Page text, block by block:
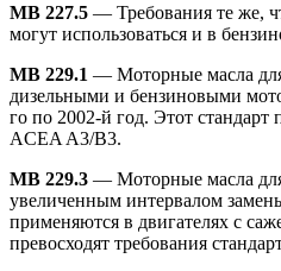
МВ 227.5 — Требования те же,
могут использоваться и в
MB 229.1 — Моторные масла
дизельными и бензиновыми
го по 2002-й год. Этот стандарт
ACEA A3/B3.
MB 229.3 — Моторные масла
увеличенным интервалом
применяются в двигателях с
превосходят требования